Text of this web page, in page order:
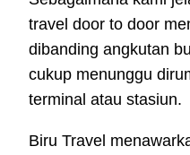
travel door to door
dibanding angkutan
cukup menunggu
terminal atau stasiun.
Biru Travel